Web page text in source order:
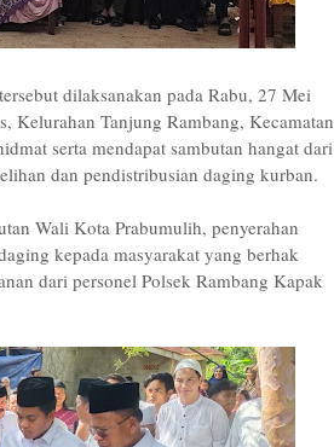
dilaksanakan pada Rabu, 27 Mei
Tanjung Rambang, Kecamatan
serta mendapat sambutan hangat dari
dan pendistribusian daging kurban.
Wali Kota Prabumulih, penyerahan
kepada masyarakat yang berhak
dari personel Polsek Rambang Kapak